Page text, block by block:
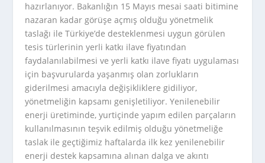
hazırlanıyor. Bakanlığın 15 Mayıs mesai saati bitimine
nazaran kadar görüşe açmış olduğu yönetmelik
taslağı ile Türkiye’de desteklenmesi uygun görülen
tesis türlerinin yerli katkı ilave fiyatından
faydalanılabilmesi ve yerli katkı ilave fiyatı uygulaması
için başvurularda yaşanmış olan zorlukların
giderilmesi amacıyla değişikliklere gidiliyor,
yönetmeliğin kapsamı genişletiliyor. Yenilenebilir
enerji üretiminde, yurtiçinde yapım edilen parçaların
kullanılmasının teşvik edilmiş olduğu yönetmeliğe
taslak ile geçtiğimiz haftalarda ilk kez yenilenebilir
enerji destek kapsamına alınan dalga ve akıntı